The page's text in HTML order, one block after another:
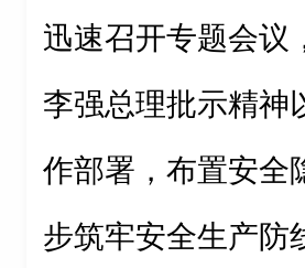
迅速召开专题会议
李强总理批示精神
作部署，布置安全
步筑牢安全生产防